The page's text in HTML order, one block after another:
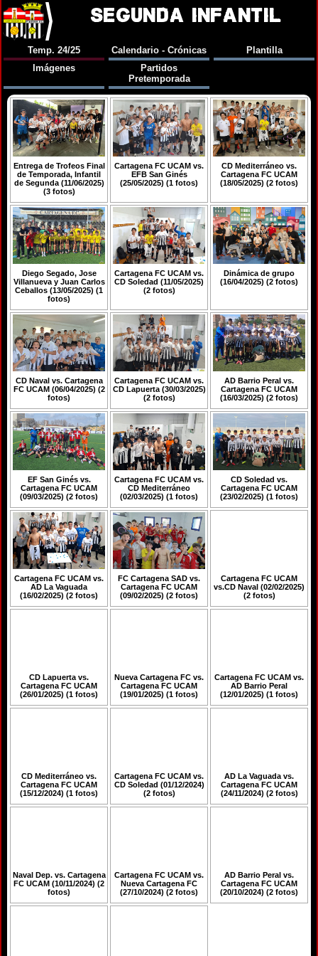
SEGUNDA INFANTIL
Temp. 24/25 Calendario - Crónicas
Plantilla
Imágenes
Partidos
Pretemporada
Entrega de Trofeos Final
de Temporada, Infantil
de Segunda (11/06/2025)
(3 fotos)
Cartagena FC UCAM vs.
EFB San Ginés
(25/05/2025) (1 fotos)
CD Mediterráneo vs.
Cartagena FC UCAM
(18/05/2025) (2 fotos)
Diego Segado, Jose
Villanueva y Juan Carlos
Ceballos (13/05/2025) (1
fotos)
Cartagena FC UCAM vs.
CD Soledad (11/05/2025)
(2 fotos)
Dinámica de grupo
(16/04/2025) (2 fotos)
CD Naval vs. Cartagena
FC UCAM (06/04/2025) (2
fotos)
Cartagena FC UCAM vs.
CD Lapuerta (30/03/2025)
(2 fotos)
AD Barrio Peral vs.
Cartagena FC UCAM
(16/03/2025) (2 fotos)
EF San Ginés vs.
Cartagena FC UCAM
(09/03/2025) (2 fotos)
Cartagena FC UCAM vs.
CD Mediterráneo
(02/03/2025) (1 fotos)
CD Soledad vs.
Cartagena FC UCAM
(23/02/2025) (1 fotos)
Cartagena FC UCAM vs.
AD La Vaguada
(16/02/2025) (2 fotos)
FC Cartagena SAD vs.
Cartagena FC UCAM
(09/02/2025) (2 fotos)
Cartagena FC UCAM
vs.CD Naval (02/02/2025)
(2 fotos)
CD Lapuerta vs.
Cartagena FC UCAM
(26/01/2025) (1 fotos)
Nueva Cartagena FC vs.
Cartagena FC UCAM
(19/01/2025) (1 fotos)
Cartagena FC UCAM vs.
AD Barrio Peral
(12/01/2025) (1 fotos)
CD Mediterráneo vs.
Cartagena FC UCAM
(15/12/2024) (1 fotos)
Cartagena FC UCAM vs.
CD Soledad (01/12/2024)
(2 fotos)
AD La Vaguada vs.
Cartagena FC UCAM
(24/11/2024) (2 fotos)
Naval Dep. vs. Cartagena
FC UCAM (10/11/2024) (2
fotos)
Cartagena FC UCAM vs.
Nueva Cartagena FC
(27/10/2024) (2 fotos)
AD Barrio Peral vs.
Cartagena FC UCAM
(20/10/2024) (2 fotos)